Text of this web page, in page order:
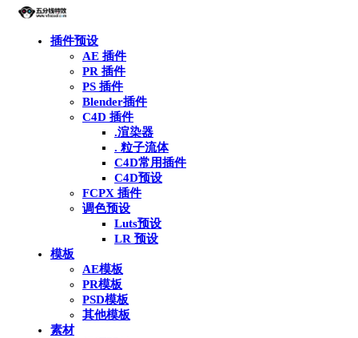
插件预设
AE 插件
PR 插件
PS 插件
Blender插件
C4D 插件
.渲染器
. 粒子流体
C4D常用插件
C4D预设
FCPX 插件
调色预设
Luts预设
LR 预设
模板
AE模板
PR模板
PSD模板
其他模板
素材